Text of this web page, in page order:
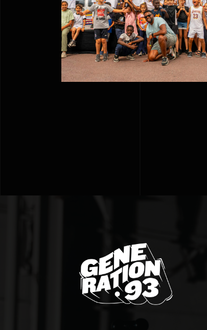
La Caravane IDF – JO
Paris 2024